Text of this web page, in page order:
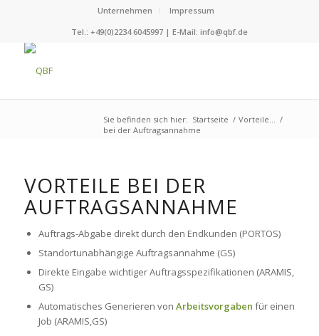
Unternehmen
Impressum
Tel.: +49(0)2234 6045997 | E-Mail: info@qbf.de
Sie befinden sich hier: Startseite / Vorteile… /
bei der Auftragsannahme
VORTEILE BEI DER
AUFTRAGSANNAHME
Auftrags-Abgabe direkt durch den Endkunden (PORTOS)
Standortunabhängige Auftragsannahme (GS)
Direkte Eingabe wichtiger Auftragsspezifikationen (ARAMIS,
GS)
Automatisches Generieren von Arbeitsvorgaben für einen
Job (ARAMIS,GS)